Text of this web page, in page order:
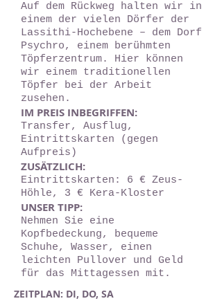
Auf dem Rückweg halten wir in
einem der vielen Dörfer der
Lassithi-Hochebene – dem Dorf
Psychro, einem berühmten
Töpferzentrum. Hier können
wir einem traditionellen
Töpfer bei der Arbeit
zusehen.
IM PREIS INBEGRIFFEN:
Transfer, Ausflug,
Eintrittskarten (gegen
Aufpreis)
ZUSÄTZLICH:
Eintrittskarten: 6 € Zeus-
Höhle, 3 € Kera-Kloster
UNSER TIPP:
Nehmen Sie eine
Kopfbedeckung, bequeme
Schuhe, Wasser, einen
leichten Pullover und Geld
für das Mittagessen mit.
ZEITPLAN: DI, DO, SA